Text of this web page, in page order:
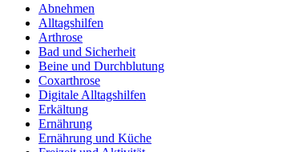
Abnehmen
Alltagshilfen
Arthrose
Bad und Sicherheit
Beine und Durchblutung
Coxarthrose
Digitale Alltagshilfen
Erkältung
Ernährung
Ernährung und Küche